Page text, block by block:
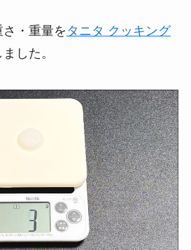
・重量をタニタ クッキング
した。